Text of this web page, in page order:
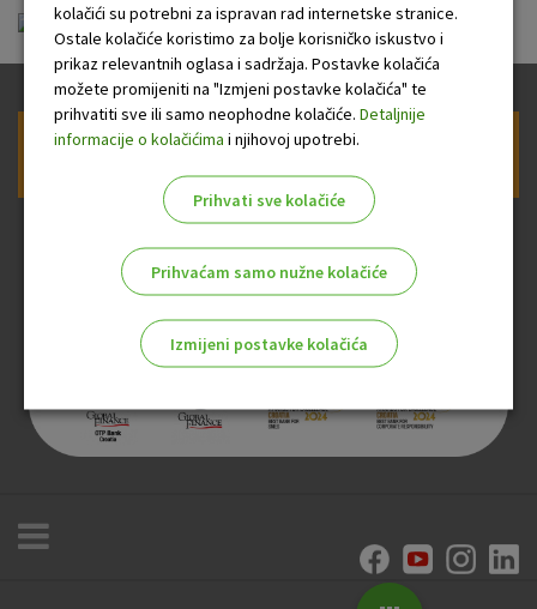
O nama Dnevno financijsko izvješće.pdf
Prijava na newsletter OTP banke
kolačići su potrebni za ispravan rad internetske stranice.
Ostale kolačiće koristimo za bolje korisničko iskustvo i
prikaz relevantnih oglasa i sadržaja. Postavke kolačića
možete promijeniti na "Izmjeni postavke kolačića" te
prihvatiti sve ili samo neophodne kolačiće. Detaljnije
informacije o kolačićima i njihovoj upotrebi.
Prihvati sve kolačiće
Prihvaćam samo nužne kolačiće
Izmijeni postavke kolačića
Nužni kolačići